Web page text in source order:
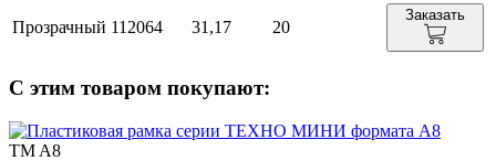
Прозрачный 112064 31,17 20
Заказать
С этим товаром покупают:
TM A8